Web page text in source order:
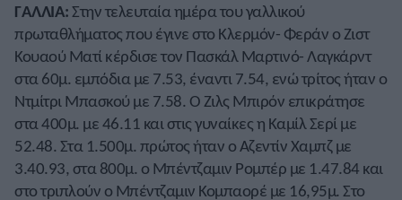
ΓΑΛΛΙΑ:Στην τελευταία ημέρα του γαλλικού
πρωταθλήματος που έγινε στο Κλερμόν- Φεράν ο Ζιστ
Κουαού Ματί κέρδισε τον Πασκάλ Μαρτινό- Λαγκάρντ
στα 60μ. εμπόδια με 7.53, έναντι 7.54, ενώ τρίτος ήταν ο
Ντμίτρι Μπασκού με 7.58. Ο Ζιλς Μπιρόν επικράτησε
στα 400μ. με 46.11 και στις γυναίκες η Καμίλ Σερί με
52.48. Στα 1.500μ. πρώτος ήταν ο Αζεντίν Χαμπζ με
3.40.93, στα 800μ. ο Μπέντζαμιν Ρομπέρ με 1.47.84 και
στο τριπλούν ο Μπέντζαμιν Κομπαορέ με 16,95μ. Στο